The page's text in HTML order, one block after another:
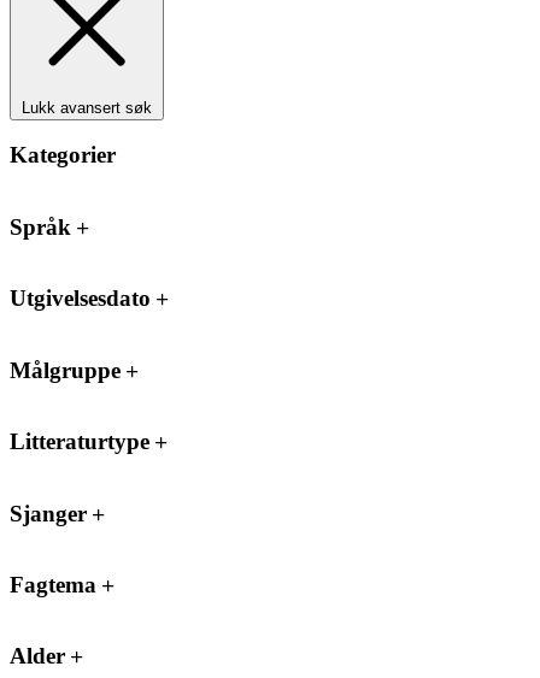
Lukk avansert søk
Kategorier
Språk
Utgivelsesdato
Målgruppe
Litteraturtype
Sjanger
Fagtema
Alder